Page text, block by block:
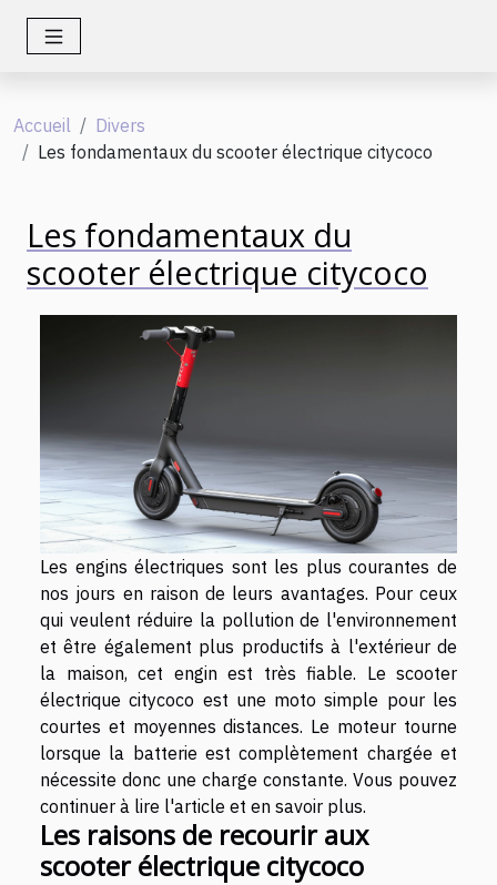
Accueil
Divers
Les fondamentaux du scooter électrique citycoco
Les fondamentaux du
scooter électrique citycoco
Les engins électriques sont les plus courantes de
nos jours en raison de leurs avantages. Pour ceux
qui veulent réduire la pollution de l'environnement
et être également plus productifs à l'extérieur de
la maison, cet engin est très fiable. Le scooter
électrique citycoco est une moto simple pour les
courtes et moyennes distances. Le moteur tourne
lorsque la batterie est complètement chargée et
nécessite donc une charge constante. Vous pouvez
continuer à lire l'article et en savoir plus.
Les raisons de recourir aux
scooter électrique citycoco